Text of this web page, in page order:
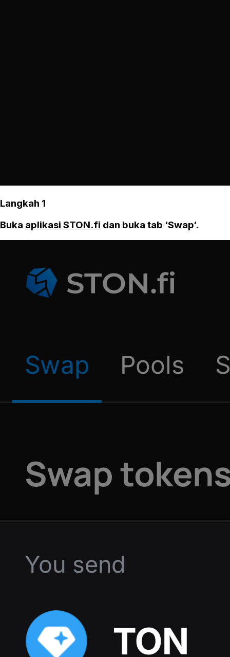
Langkah 1
Buka aplikasi STON.fi dan buka tab ‘Swap‘.